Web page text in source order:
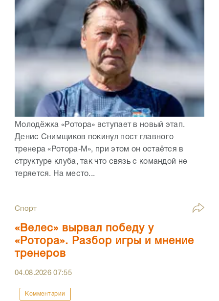
Молодёжка «Ротора» вступает в новый этап.
Денис Снимщиков покинул пост главного
тренера «Ротора‑М», при этом он остаётся в
структуре клуба, так что связь с командой не
теряется. На место...
Спорт
«Велес» вырвал победу у
«Ротора». Разбор игры и мнение
тренеров
04.08.202607:55
Комментарии